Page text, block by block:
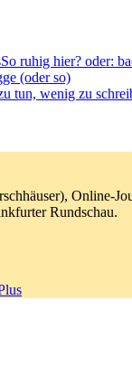
So ruhig hier? oder:
(oder so)
tun, wenig zu
Online-
Rundschau.